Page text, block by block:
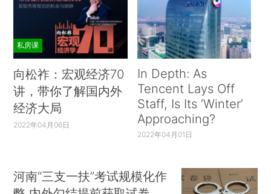
私房课
向松祚：宏观经济70
讲，带你了解国内外
经济大局
2022年04月06日
In Depth: As
Tencent Lays Off
Staff, Is Its ‘Winter’
Approaching?
2022年04月01日
河南“三支一扶”考试规模化作